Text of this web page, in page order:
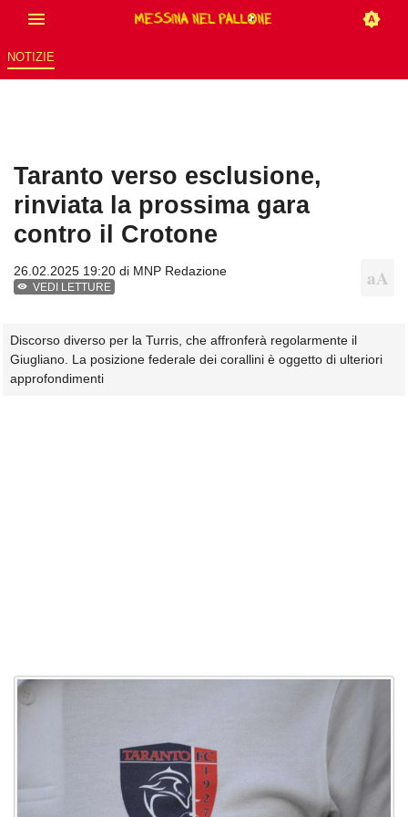
NOTIZIE
Taranto verso esclusione,
rinviata la prossima gara
contro il Crotone
26.02.2025 19:20 di MNP Redazione
VEDI LETTURE
Discorso diverso per la Turris, che affronferà regolarmente il
Giugliano. La posizione federale dei corallini è oggetto di ulteriori
approfondimenti